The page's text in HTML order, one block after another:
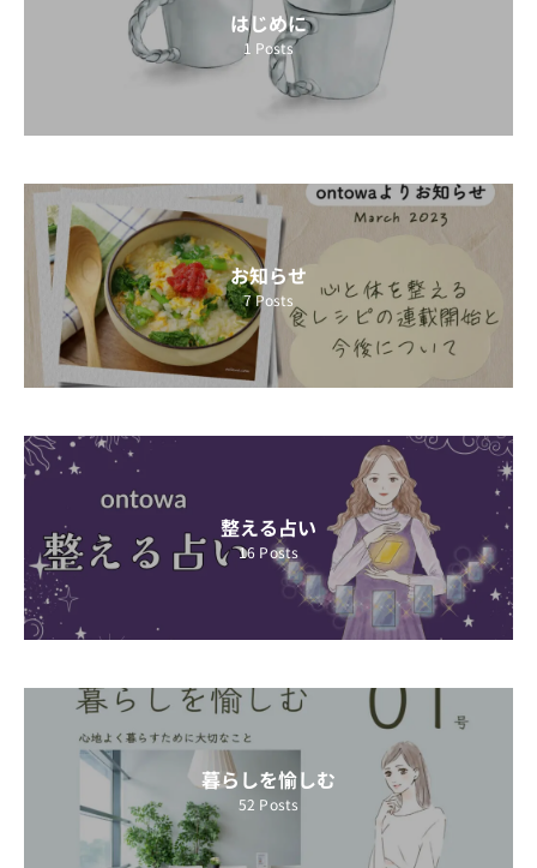
はじめに
1 Posts
お知らせ
7Posts
整える占い
16 Posts
暮らしを愉しむ
52 Posts